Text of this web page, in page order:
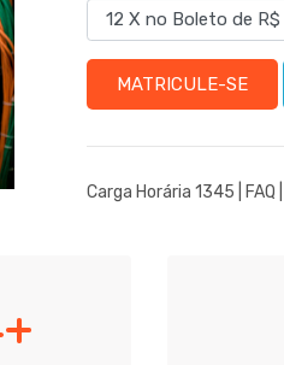
MATRICULE-SE
Carga Horária 1345 | FAQ